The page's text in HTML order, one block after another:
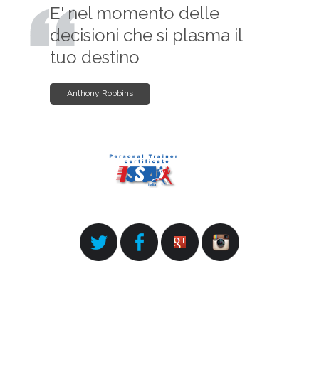
E' nel momento delle
decisioni che si plasma il
tuo destino
Anthony Robbins